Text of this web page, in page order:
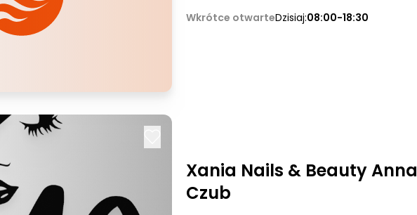
Wkrótce otwarteDzisiaj:08:00-18:30
Xania Nails & Beauty Anna
Czub